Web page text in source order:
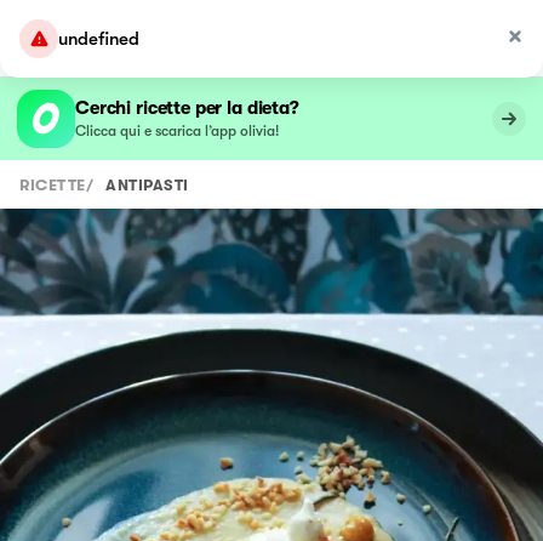
undefined
Cerchi ricette per la dieta?
Clicca qui e scarica l’app olivia!
RICETTE/ ANTIPASTI